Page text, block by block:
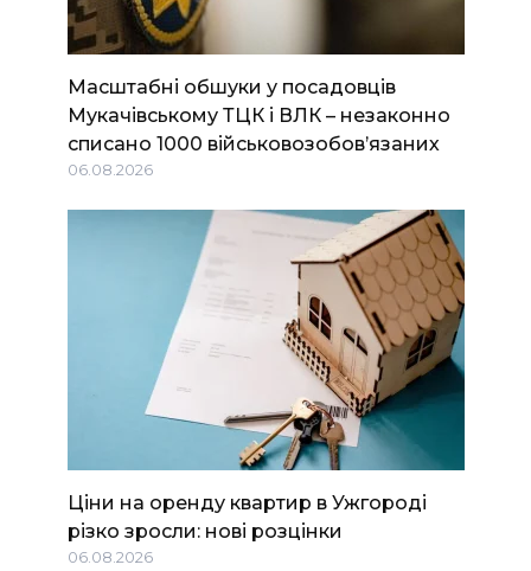
Масштабні обшуки у посадовців
Мукачівському ТЦК і ВЛК – незаконно
списано 1000 військовозобов’язаних
06.08.2026
Ціни на оренду квартир в Ужгороді
різко зросли: нові розцінки
06.08.2026